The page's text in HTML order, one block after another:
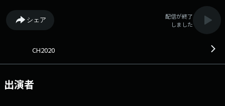
Xハッシュタグは「#CH2020」 Xアカウントは「@ch2020fm775」
シェア
配信が終了
しました
CH2020
出演者